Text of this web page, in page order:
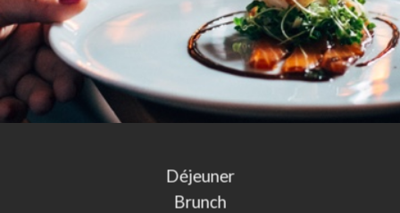
Déjeuner
Brunch